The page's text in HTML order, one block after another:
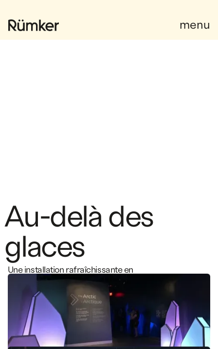
menu
Au-del à des
g aces
MUSÉAL
Une installation rafraîchissante en
collaboration avec XYZ Technologies